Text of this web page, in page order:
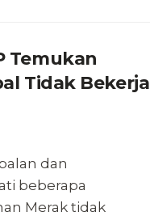
Temukan
Tidak Bekerja
dan
beberapa
Merak tidak